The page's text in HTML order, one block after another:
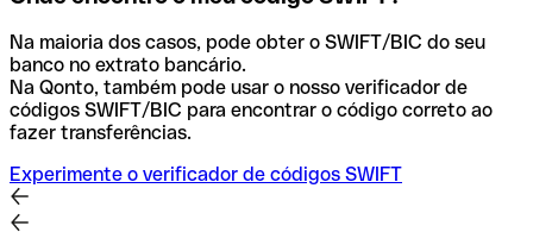
Na maioria dos casos, pode obter o SWIFT/BIC do seu
banco no extrato bancário.
Na Qonto, também pode usar o nosso verificador de
códigos SWIFT/BIC para encontrar o código correto ao
fazer transferências.
Experimente o verificador de códigos SWIFT